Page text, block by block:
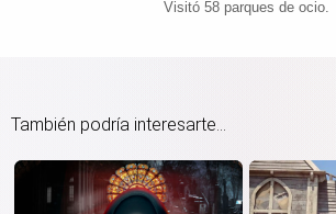
Visitó 58 parques de ocio.
También podría interesarte...